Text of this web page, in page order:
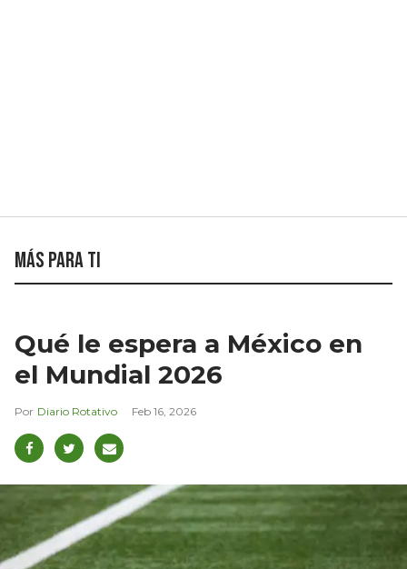
Más para ti
Qué le espera a México en
el Mundial 2026
Diario Rotativo Feb 16, 2026